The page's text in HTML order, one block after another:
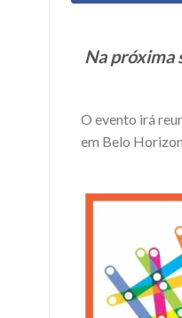
Na próxima
O evento irá
em Belo